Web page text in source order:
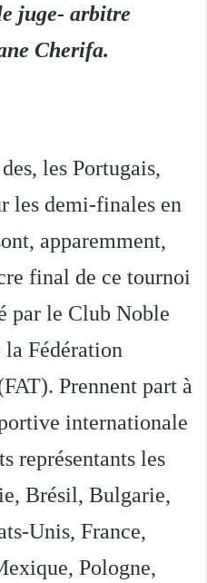
juge- arbitre
Cherifa.
les Portugais,
les demi-finales en
apparemment,
final de ce tournoi
par le Club Noble
la Fédération
Prennent part à
internationale
représentants les
Brésil, Bulgarie,
Unis, France,
Pologne,